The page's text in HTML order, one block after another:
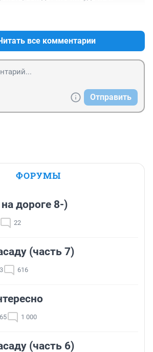
все комментарии
Отправить
ФОРУМЫ
дороге 8-)
22
(часть 7)
616
1 000
(часть 6)